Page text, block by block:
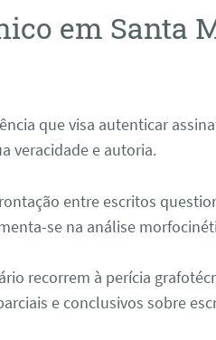
em Santa
que visa autenticar
veracidade e autoria.
entre escritos
se na análise
recorrem à perícia
e conclusivos sobre